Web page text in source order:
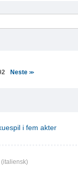
Neste >>
i fem akter
(italiensk)